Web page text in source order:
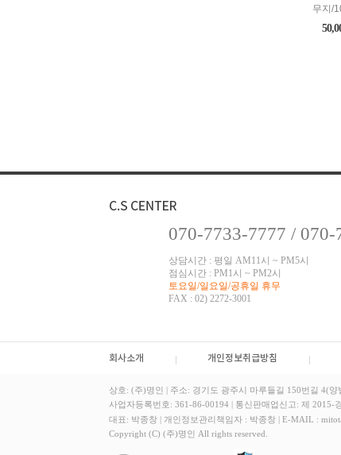
무지/
070-7733-7777 / 070-
상담시간 : 평일 AM11시 ~ PM5시
점심시간 : PM1시 ~ PM2시
토요일/일요일/공휴일 휴무
FAX : 02) 2272-3001
회사소개 개인정보취급방침
상호: (주)명인 | 주소: 경기도 광주시 마루들길 150번길 4(양
사업자등록번호: 361-86-00194 | 통신판매업신고: 제 2015-
대표: 박종창 | 개인정보관리책임자 : 박종창 | E-MAIL :
Copyright (C) (주)명인 All rights reserved.